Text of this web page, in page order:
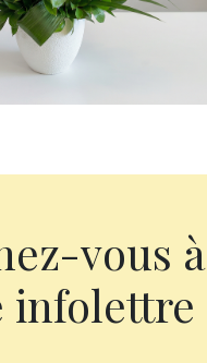
vous à
infolettre